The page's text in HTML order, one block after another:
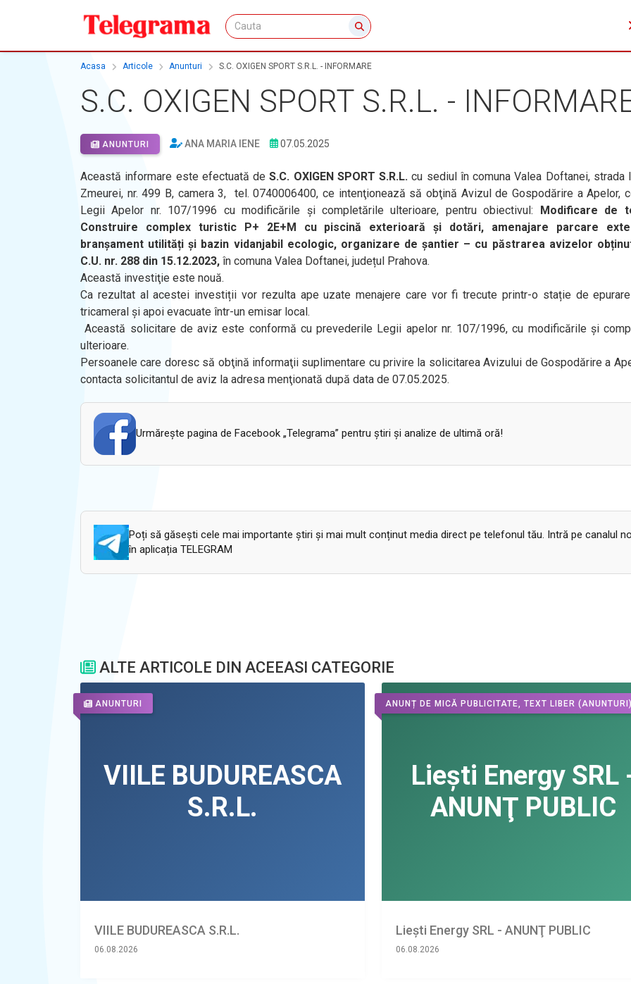
Acasa Articole Anunturi S.C. OXIGEN SPORT S.R.L. - INFORMARE
S.C. OXIGEN SPORT S.R.L. -
ANUNTURI ANA MARIA IENE 07.05.2025
Această informare este efectuată deS.C. OXIGEN SPORT S.R.L.cu sediul în comuna Valea Doftanei, strada
Zmeurei, nr. 499 B, camera 3, tel. 0740006400, ce intenţionează să obţină Avizul de Gospodărire a Apelor,
Legii Apelor nr. 107/1996 cu modificările şi completările ulterioare, pentru obiectivul: Modificare de
Construire complex turistic P+ 2E+M cu piscină exterioară și dotări, amenajare parcare
branșament utilități și bazin vidanjabil ecologic, organizare de șantier – cu păstrarea avizelor
C.U. nr. 288 din 15.12.2023, în comuna Valea Doftanei, județul Prahova.
Această investiţie este nouă.
Ca rezultat al acestei investiții vor rezulta ape uzate menajere care vor fi trecute printr-o stație de
tricameral și apoi evacuate într-un emisar local.
Această solicitare de aviz este conformă cu prevederile Legii apelor nr. 107/1996, cu modificările şi
ulterioare.
Persoanele care doresc să obţină informaţii suplimentare cu privire la solicitarea Avizului de Gospodărire a
contacta solicitantul de aviz la adresa menţionată după data de 07.05.2025.
Urmăreşte pagina de Facebook „Telegrama” pentru ştiri şi analize de ultimă oră!
Poți să găsești cele mai importante știri și mai mult conținut media direct pe telefonul tău. Intră pe canalul
în aplicația TELEGRAM
ALTE ARTICOLE DIN ACEEASI CATEGORIE
ANUNTURI
VIILE BUDUREASCA S.R.L.
06.08.2026
ANUNȚ DE MICĂ PUBLICITATE, TEXT LIBER
Liești Energy SRL - ANUNŢ PUBLIC
06.08.2026